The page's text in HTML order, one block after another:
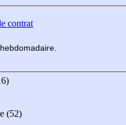
contrat
madaire
(52)